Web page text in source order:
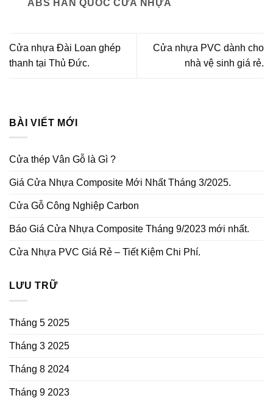
ABS HÀN QUỐC CỬA NHỰA
Cửa nhựa Đài Loan ghép
thanh tại Thủ Đức.
Cửa nhựa PVC dành cho
nhà vệ sinh giá rẻ.
BÀI VIẾT MỚI
Cửa thép Vân Gỗ là Gì ?
Giá Cửa Nhựa Composite Mới Nhất Tháng 3/2025.
Cửa Gỗ Công Nghiệp Carbon
Báo Giá Cửa Nhựa Composite Tháng 9/2023 mới nhất.
Cửa Nhựa PVC Giá Rẻ – Tiết Kiệm Chi Phí.
LƯU TRỮ
Tháng 5 2025
Tháng 3 2025
Tháng 8 2024
Tháng 9 2023